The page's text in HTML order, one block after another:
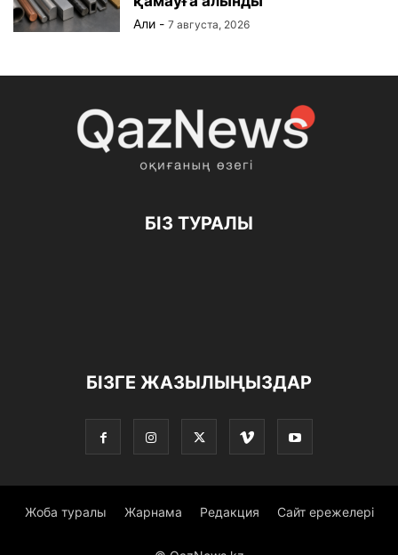
Али - 7 августа, 2026
БІЗ ТУРАЛЫ
БІЗГЕ ЖАЗЫЛЫҢЫЗДАР
Жоба туралы Жарнама Редакция Сайт ережелері